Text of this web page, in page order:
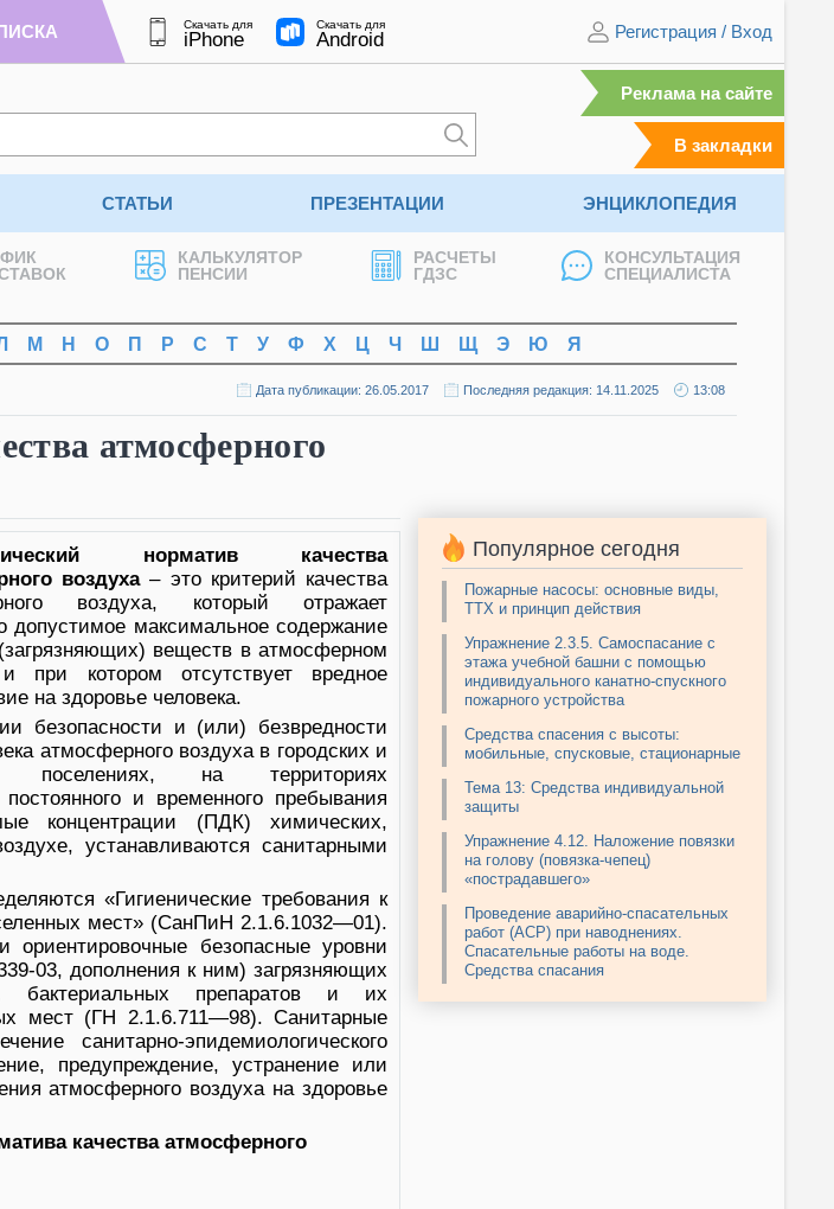
Скачать для
iPhone
Скачать для
Android Регистрация / Вход
Реклама на сайте
В закладки
СТАТЬИ ПРЕЗЕНТАЦИИ ЭНЦИКЛОПЕДИЯ
КАЛЬКУЛЯТОР
ПЕНСИИ
РАСЧЕТЫ
ГДЗС
КОНСУЛЬТАЦИЯ
СПЕЦИАЛИСТА
М Н О П Р С Т У Ф Х Ц Ч Ш Щ Э Ю Я
Дата публикации: 26.05.2017 Последняя редакция: 14.11.2025 13:08
атмосферного
норматив качества
воздуха– это критерий качества
воздуха, который отражает
допустимое максимальное содержание
веществ в атмосферном
при котором отсутствует вредное
на здоровье человека.
безопасности и (или) безвредности
атмосферного воздуха в городских и
поселениях, на территориях
и временного пребывания
концентрации (ПДК) химических,
устанавливаются санитарными
«Гигиенические требования к
мест» (СанПиН 2.1.6.1032—01).
безопасные уровни
03, дополнения к ним) загрязняющих
бактериальных препаратов и их
мест (ГН 2.1.6.711—98). Санитарные
санитарно-эпидемиологического
предупреждение, устранение или
атмосферного воздуха на здоровье
качества атмосферного
Популярное сегодня
Пожарные насосы: основные виды,
ТТХ и принцип действия
Упражнение 2.3.5. Самоспасание с
этажа учебной башни с помощью
индивидуального канатно-спускного
пожарного устройства
Средства спасения с высоты:
мобильные, спусковые, стационарные
Тема 13: Средства индивидуальной
защиты
Упражнение 4.12. Наложение повязки
на голову (повязка-чепец)
«пострадавшего»
Проведение аварийно-спасательных
работ (АСР) при наводнениях.
Спасательные работы на воде.
Средства спасания